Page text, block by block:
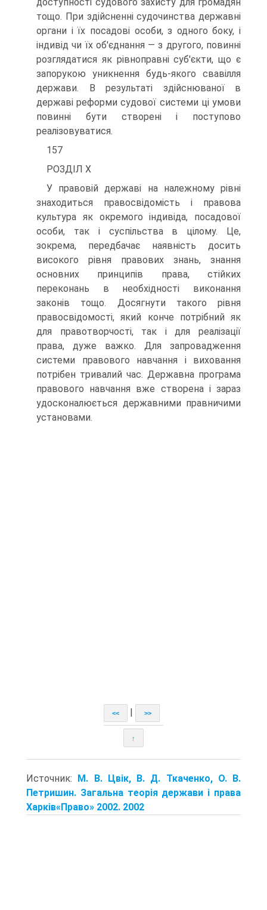
тощо. При здійсненні судочинства державні
органи і їх посадові особи, з одного боку, і
індивід чи їх об'єднання — з другого, повинні
розглядатися як рівноправні суб'єкти, що є
запорукою уникнення будь-якого свавілля
держави. В результаті здійснюваної в
державі реформи судової системи ці умови
повинні бути створені і поступово
реалізовуватися.
157
РОЗДІЛ X
У правовій державі на належному рівні
знаходиться правосвідомість і правова
культура як окремого індивіда, посадової
особи, так і суспільства в цілому. Це,
зокрема, передбачає наявність досить
високого рівня правових знань, знання
основних принципів права, стійких
переконань в необхідності виконання
законів тощо. Досягнути такого рівня
правосвідомості, який конче потрібний як
для правотворчості, так і для реалізації
права, дуже важко. Для запровадження
системи правового навчання і виховання
потрібен тривалий час. Державна програма
правового навчання вже створена і зараз
удосконалюється державними правничими
установами.
<< >>
↑
Источник: М. В. Цвік, В. Д. Ткаченко, О. В.
Петришин. Загальна теорія держави і права
Харків«Право» 2002. 2002